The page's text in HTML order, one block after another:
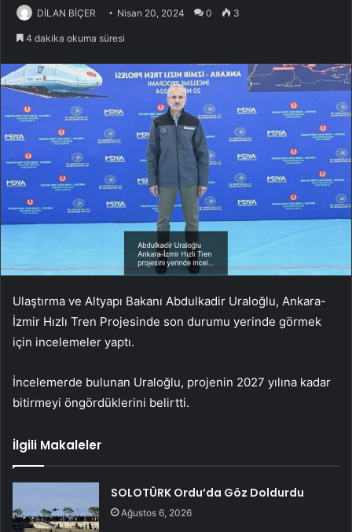
DİLAN BİÇER Nisan 20, 2024 0 3
4 dakika okuma süresi
Ulaştırma ve Altyapı Bakanı Abdulkadir Uraloğlu, Ankara-
İzmir Hızlı Tren Projesinde son durumu yerinde görmek
için incelemeler yaptı.
İncelemerde bulunan Uraloğlu, projenin 2027 yılına kadar
bitirmeyi öngördüklerini belirtti.
İlgili Makaleler
SOLOTÜRK Ordu’da Göz Doldurdu
Ağustos 6, 2026